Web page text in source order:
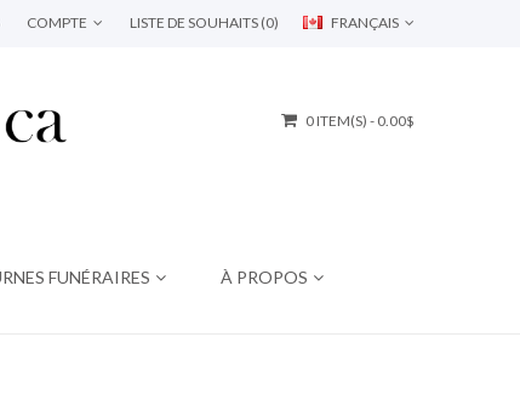
FRANÇAIS
COMPTE LISTE DE SOUHAITS (0)
0 ITEM(S) - 0.00$
FUNÉRAIRES À PROPOS